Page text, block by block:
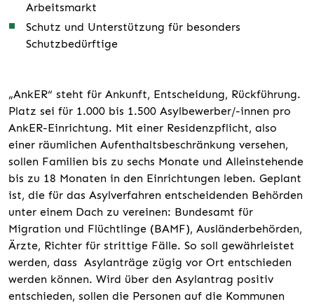
Arbeitsmarkt
Schutz und Unterstützung für besonders
Schutzbedürftige
„AnkER“ steht für Ankunft, Entscheidung, Rückführung.
Platz sei für 1.000 bis 1.500 Asylbewerber/-innen pro
AnkER-Einrichtung. Mit einer Residenzpflicht, also
einer räumlichen Aufenthaltsbeschränkung versehen,
sollen Familien bis zu sechs Monate und Alleinstehende
bis zu 18 Monaten in den Einrichtungen leben. Geplant
ist, die für das Asylverfahren entscheidenden Behörden
unter einem Dach zu vereinen: Bundesamt für
Migration und Flüchtlinge (BAMF), Ausländerbehörden,
Ärzte, Richter für strittige Fälle. So soll gewährleistet
werden, dass Asylanträge zügig vor Ort entschieden
werden können. Wird über den Asylantrag positiv
entschieden, sollen die Personen auf die Kommunen